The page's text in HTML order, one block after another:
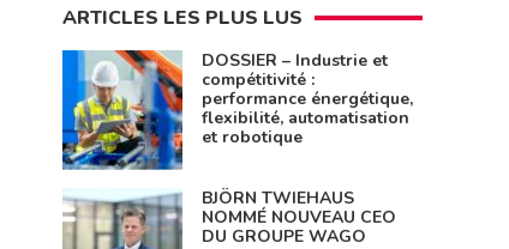
ARTICLES LES PLUS LUS
DOSSIER – Industrie et
compétitivité :
performance énergétique,
flexibilité, automatisation
et robotique
BJÖRN TWIEHAUS
NOMMÉ NOUVEAU CEO
DU GROUPE WAGO